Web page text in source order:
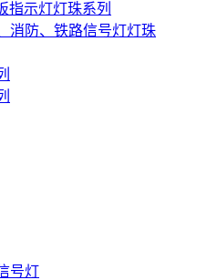
指示灯灯珠系列
消防、铁路信号灯灯珠
号灯